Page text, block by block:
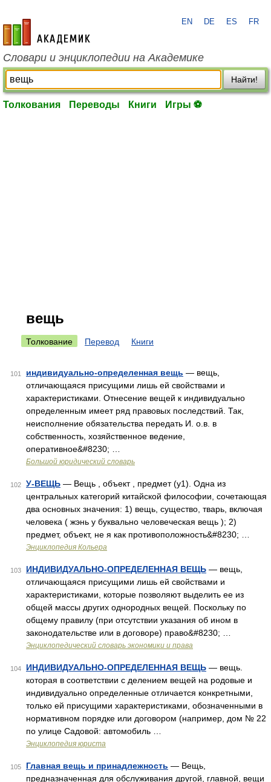
academic.ru
EN DE ES FR
Словари и энциклопедии на Академике
Найти!
Толкования Переводы Книги Игры ⚽
вещь
Толкование Перевод Книги
101 индивидуально-определенная вещь — вещь,
отличающаяся присущими лишь ей свойствами и
характеристиками. Отнесение вещей к индивидуально
определенным имеет ряд правовых последствий. Так,
неисполнение обязательства передать И. о.в. в
собственность, хозяйственное ведение,
оперативное&#8230; …
Большой юридический словарь
102 У-ВЕЩЬ — Вещь , объект , предмет (у1). Одна из
центральных категорий китайской философии, сочетающая
два основных значения: 1) вещь, существо, тварь, включая
человека ( жэнь у буквально человеческая вещь ); 2)
предмет, объект, не я как противоположность&#8230; …
Энциклопедия Кольера
103 ИНДИВИДУАЛЬНО-ОПРЕДЕЛЕННАЯ ВЕЩЬ — вещь,
отличающаяся присущими лишь ей свойствами и
характеристиками, которые позволяют выделить ее из
общей массы других однородных вещей. Поскольку по
общему правилу (при отсутствии указания об ином в
законодательстве или в договоре) право&#8230; …
Энциклопедический словарь экономики и права
104 ИНДИВИДУАЛЬНО-ОПРЕДЕЛЕННАЯ ВЕЩЬ — вещь.
которая в соответствии с делением вещей на родовые и
индивидуально определенные отличается конкретными,
только ей присущими характеристиками, обозначенными в
нормативном порядке или договором (например, дом № 22
по улице Садовой: автомобиль …
Энциклопедия юриста
105 Главная вещь и принадлежность — Вещь,
предназначенная для обслуживания другой, главной, вещи